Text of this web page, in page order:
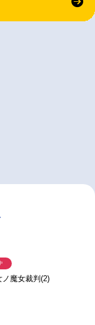
ノ魔女裁判(2)